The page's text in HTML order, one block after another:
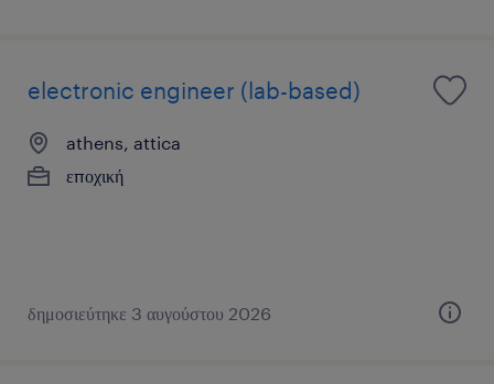
electronic engineer (lab-based)
athens, attica
εποχική
δημοσιεύτηκε 3 αυγούστου 2026